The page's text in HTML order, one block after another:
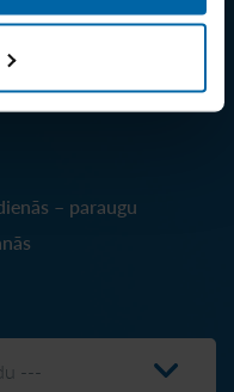
– paraugu
---